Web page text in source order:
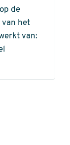
de
van het
van: